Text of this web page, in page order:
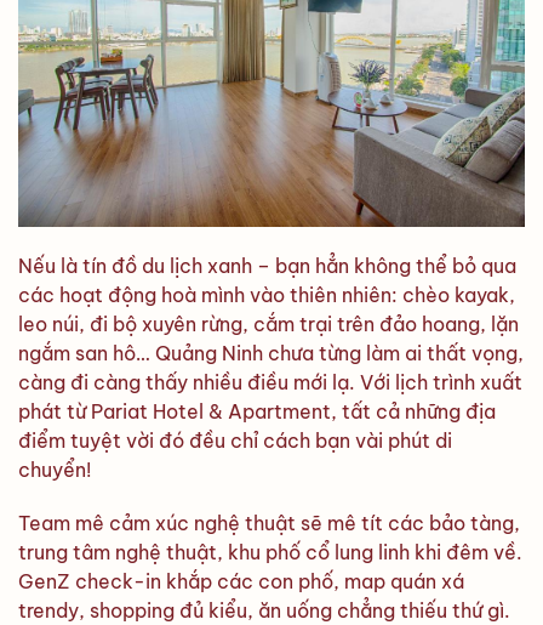
Nếu là tín đồ du lịch xanh – bạn hẳn không thể bỏ qua
các hoạt động hoà mình vào thiên nhiên: chèo kayak,
leo núi, đi bộ xuyên rừng, cắm trại trên đảo hoang, lặn
ngắm san hô… Quảng Ninh chưa từng làm ai thất vọng,
càng đi càng thấy nhiều điều mới lạ. Với lịch trình xuất
phát từ Pariat Hotel & Apartment, tất cả những địa
điểm tuyệt vời đó đều chỉ cách bạn vài phút di
chuyển!
Team mê cảm xúc nghệ thuật sẽ mê tít các bảo tàng,
trung tâm nghệ thuật, khu phố cổ lung linh khi đêm về.
GenZ check-in khắp các con phố, map quán xá
trendy, shopping đủ kiểu, ăn uống chẳng thiếu thứ gì.